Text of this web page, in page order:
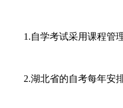
1.自学考试采用课程管理
2.湖北省的自考每年安排